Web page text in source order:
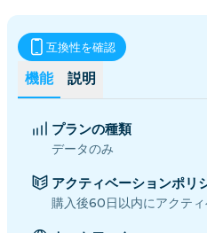
機能 説明
互換性を確認
プランの種類
データのみ
アクティベーションポリ
購入後60日以内にアクティ